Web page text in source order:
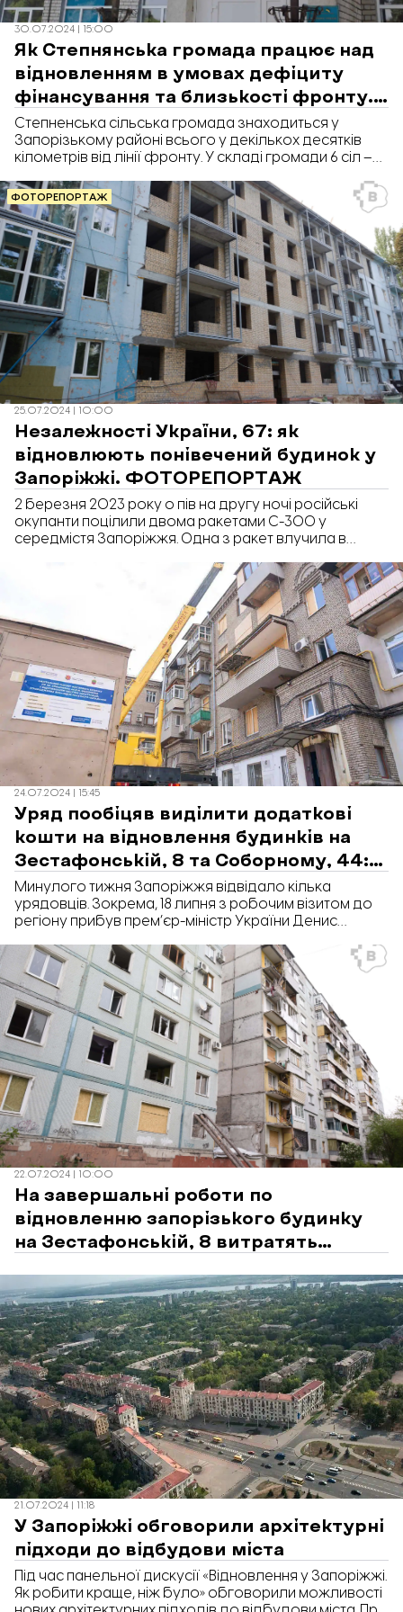
30.07.2024 | 15:00
Як Степнянська громада працює над
відновленням в умовах дефіциту
фінансування та близькості фронту.
ФОТОРЕПОРТАЖ
Степненська сільська громада знаходиться у
Запорізькому районі всього у декількох десятків
кілометрів від лінії фронту. У складі громади 6 сіл –
Новостепнянське, Черепівське; 2 селища – Ростуще
та Івано-Ганнівка. Населені пункти громади
неодноразово попадали під російські ракетні
обстріли. Внаслідок атак гинули люди, були
пошкоджені приватні та адміністративні будівлі,
серед яких і заклади освіти. Як Степнянська громада
працює над відновленням в умовах дефіциту
фінансування та близькості фронту у
фоторепортажі «Відбудови. Запоріжжя».
ФОТОРЕПОРТАЖ
25.07.2024 | 10:00
Незалежності України, 67: як
відновлюють понівечений будинок у
Запоріжжі. ФОТОРЕПОРТАЖ
2 березня 2023 року о пів на другу ночі російські
окупанти поцілили двома ракетами С-300 у
середмістя Запоріжжя. Одна з ракет влучила в
Тоді ворожі удари по будинку вбили 13 людей.
Знищили 34 з 80 осель. Як відбувається відновлення
постраждалого будинку - в фоторепортажі
«Відбудови. Запоріжжя».
24.07.2024 | 15:45
Уряд пообіцяв виділити додаткові
кошти на відновлення будинків на
Зестафонській, 8 та Соборному, 44:
що відомо
Минулого тижня Запоріжжя відвідало кілька
урядовців. Зокрема, 18 липня з робочим візитом до
регіону прибув прем’єр-міністр України Денис
будинків. Про підсумки візитів розповів голова ЗОВА
Іван Федоров, передає «Відбудова. Запоріжжя».
22.07.2024 | 10:00
На завершальні роботи по
відновленню запорізького будинку
на Зестафонській, 8 витратять
21.07.2024 | 11:18
У Запоріжжі обговорили архітектурні
підходи до відбудови міста
Під час панельної дискусії «Відновлення у Запоріжжі.
Як робити краще, ніж було» обговорили можливості